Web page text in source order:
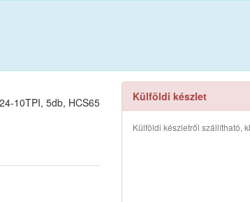
10TPI, 5db, HCS65
Külföldi készlet
Külföldi készletről szállítható,